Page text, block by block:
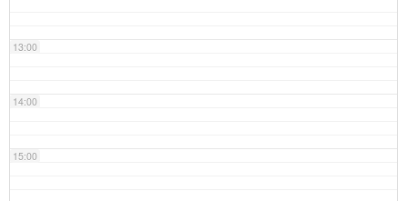
13:00
14:00
15:00